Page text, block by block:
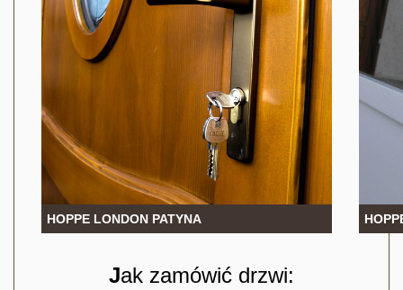
HOPPE LONDON PATYNA
Jak zamówić drzwi: